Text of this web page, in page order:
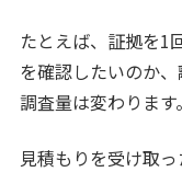
たとえば、証拠を1
を確認したいのか
調査量は変わります。
見積もりを受け取